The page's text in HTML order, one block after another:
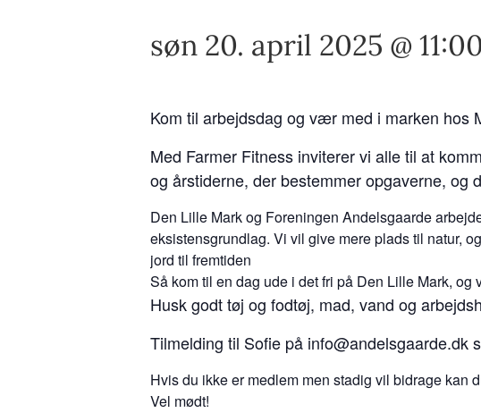
søn 20. april 2025 @ 11:00
Kom til arbejdsdag og vær med i marken hos
Med Farmer Fitness inviterer vi alle til at
og årstiderne, der bestemmer opgaverne,
Den Lille Mark og Foreningen Andelsgaarde
eksistensgrundlag. Vi vil give mere plads til natur,
jord til fremtiden
Så kom til en dag ude i det fri på Den Lille Mark,
Husk godt tøj og fodtøj, mad, vand og
Tilmelding til Sofie på info@andelsgaarde.dk
Hvis du ikke er medlem men stadig vil bidrage kan
Vel mødt!